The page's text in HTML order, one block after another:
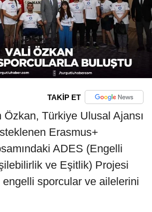
TAKİP ET
Özkan, Türkiye Ulusal Ajansı
Erasmus+
ADES (Engelli
ve Eşitlik) Projesi
sporcular ve ailelerini